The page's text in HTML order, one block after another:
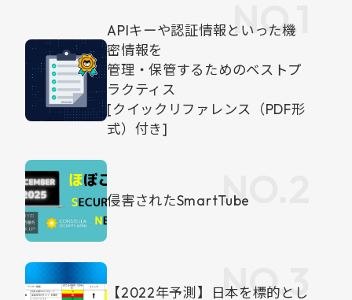
APIキーや認証情報といった機
密情報を
管理・保管するためのベストプ
ラクティス
[クイックリファレンス（PDF形
式）付き]
侵害されたSmartTube
【2022年予測】日本を標的とし